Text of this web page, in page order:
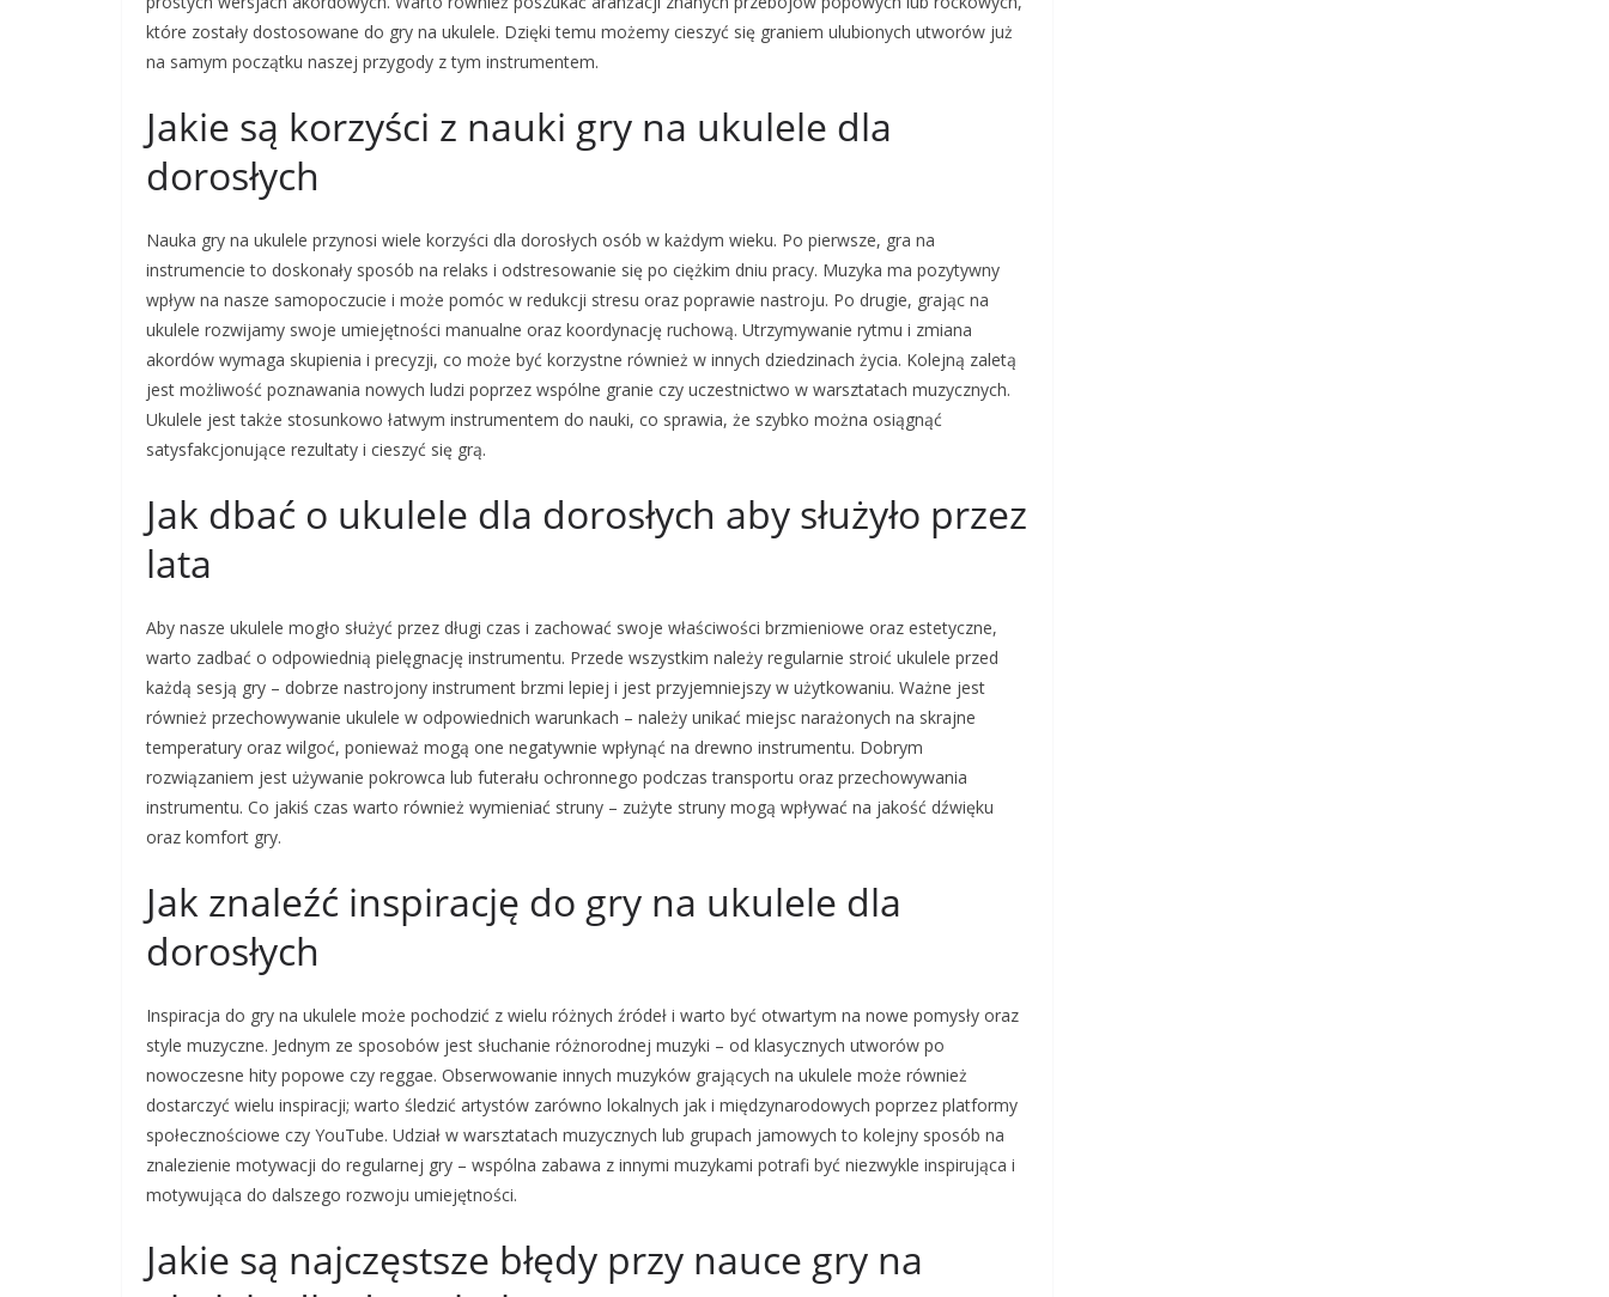
które zostały dostosowane do gry na ukulele. Dzięki temu możemy cieszyć się graniem ulubionych utworów już
na samym początku naszej przygody z tym instrumentem.
Jakie są korzyści z nauki gry na ukulele dla
dorosłych
Nauka gry na ukulele przynosi wiele korzyści dla dorosłych osób w każdym wieku. Po pierwsze, gra na
instrumencie to doskonały sposób na relaks i odstresowanie się po ciężkim dniu pracy. Muzyka ma pozytywny
wpływ na nasze samopoczucie i może pomóc w redukcji stresu oraz poprawie nastroju. Po drugie, grając na
ukulele rozwijamy swoje umiejętności manualne oraz koordynację ruchową. Utrzymywanie rytmu i zmiana
akordów wymaga skupienia i precyzji, co może być korzystne również w innych dziedzinach życia. Kolejną zaletą
jest możliwość poznawania nowych ludzi poprzez wspólne granie czy uczestnictwo w warsztatach muzycznych.
Ukulele jest także stosunkowo łatwym instrumentem do nauki, co sprawia, że szybko można osiągnąć
satysfakcjonujące rezultaty i cieszyć się grą.
Jak dbać o ukulele dla dorosłych aby służyło przez
lata
Aby nasze ukulele mogło służyć przez długi czas i zachować swoje właściwości brzmieniowe oraz estetyczne,
warto zadbać o odpowiednią pielęgnację instrumentu. Przede wszystkim należy regularnie stroić ukulele przed
każdą sesją gry – dobrze nastrojony instrument brzmi lepiej i jest przyjemniejszy w użytkowaniu. Ważne jest
również przechowywanie ukulele w odpowiednich warunkach – należy unikać miejsc narażonych na skrajne
temperatury oraz wilgoć, ponieważ mogą one negatywnie wpłynąć na drewno instrumentu. Dobrym
rozwiązaniem jest używanie pokrowca lub futerału ochronnego podczas transportu oraz przechowywania
instrumentu. Co jakiś czas warto również wymieniać struny – zużyte struny mogą wpływać na jakość dźwięku
oraz komfort gry.
Jak znaleźć inspirację do gry na ukulele dla
dorosłych
Inspiracja do gry na ukulele może pochodzić z wielu różnych źródeł i warto być otwartym na nowe pomysły oraz
style muzyczne. Jednym ze sposobów jest słuchanie różnorodnej muzyki – od klasycznych utworów po
nowoczesne hity popowe czy reggae. Obserwowanie innych muzyków grających na ukulele może również
dostarczyć wielu inspiracji; warto śledzić artystów zarówno lokalnych jak i międzynarodowych poprzez platformy
społecznościowe czy YouTube. Udział w warsztatach muzycznych lub grupach jamowych to kolejny sposób na
znalezienie motywacji do regularnej gry – wspólna zabawa z innymi muzykami potrafi być niezwykle inspirująca i
motywująca do dalszego rozwoju umiejętności.
Jakie są najczęstsze błędy przy nauce gry na